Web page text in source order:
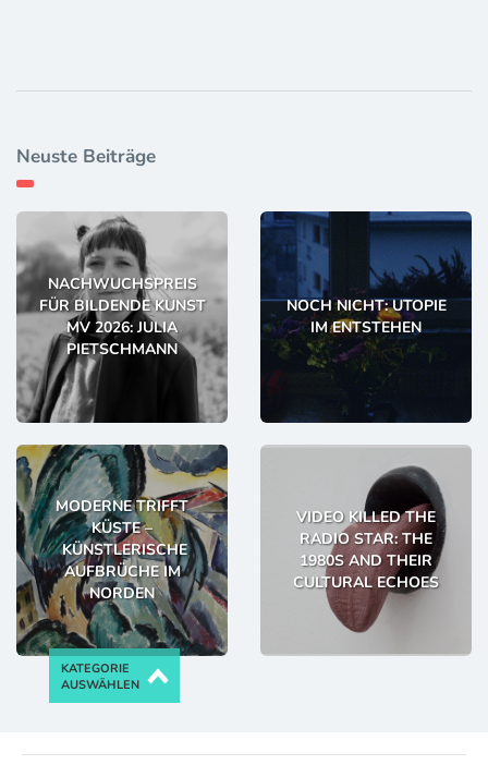
Neuste Beiträge
NACHWUCHSPREIS
FÜR BILDENDE KUNST
MV 2026: JULIA
PIETSCHMANN
NOCH NICHT: UTOPIE
IM ENTSTEHEN
MODERNE TRIFFT
KÜSTE –
KÜNSTLERISCHE
AUFBRÜCHE IM
NORDEN
VIDEO KILLED THE
RADIO STAR: THE
1980S AND THEIR
CULTURAL ECHOES
KATEGORIE
AUSWÄHLEN